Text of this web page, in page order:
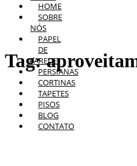
HOME
SOBRE
NÓS
PAPEL
DE
PAREDE
PERSIANAS
CORTINAS
TAPETES
PISOS
BLOG
CONTATO
Tag: